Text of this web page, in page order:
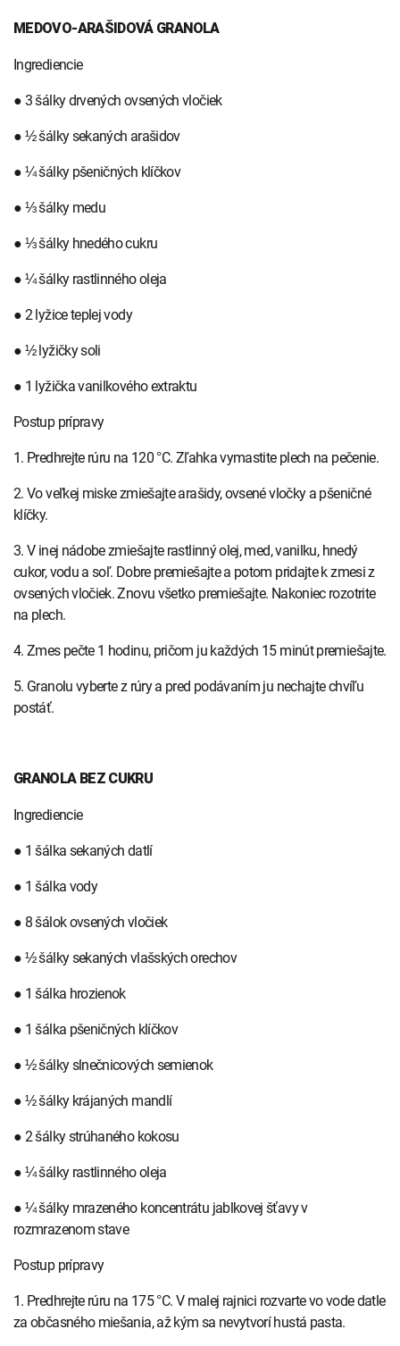
MEDOVO-ARAŠIDOVÁ GRANOLA
Ingrediencie
● 3 šálky drvených ovsených vločiek
● ½ šálky sekaných arašidov
● ¼ šálky pšeničných klíčkov
● ⅓ šálky medu
● ⅓ šálky hnedého cukru
● ¼ šálky rastlinného oleja
● 2 lyžice teplej vody
● ½ lyžičky soli
● 1 lyžička vanilkového extraktu
Postup prípravy
1. Predhrejte rúru na 120 °C. Zľahka vymastite plech na pečenie.
2. Vo veľkej miske zmiešajte arašidy, ovsené vločky a pšeničné
klíčky.
3. V inej nádobe zmiešajte rastlinný olej, med, vanilku, hnedý
cukor, vodu a soľ. Dobre premiešajte a potom pridajte k zmesi z
ovsených vločiek. Znovu všetko premiešajte. Nakoniec rozotrite
na plech.
4. Zmes pečte 1 hodinu, pričom ju každých 15 minút premiešajte.
5. Granolu vyberte z rúry a pred podávaním ju nechajte chvíľu
postáť.
GRANOLA BEZ CUKRU
Ingrediencie
● 1 šálka sekaných datlí
● 1 šálka vody
● 8 šálok ovsených vločiek
● ½ šálky sekaných vlašských orechov
● 1 šálka hrozienok
● 1 šálka pšeničných klíčkov
● ½ šálky slnečnicových semienok
● ½ šálky krájaných mandlí
● 2 šálky strúhaného kokosu
● ¼ šálky rastlinného oleja
● ¼ šálky mrazeného koncentrátu jablkovej šťavy v
rozmrazenom stave
Postup prípravy
1. Predhrejte rúru na 175 °C. V malej rajnici rozvarte vo vode datle
za občasného miešania, až kým sa nevytvorí hustá pasta.